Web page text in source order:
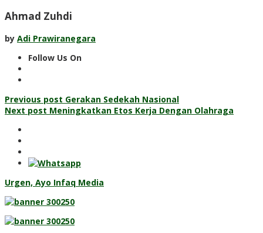
Ahmad Zuhdi
by Adi Prawiranegara
Follow Us On
Post
navigation
Previous post Gerakan Sedekah Nasional
Next post Meningkatkan Etos Kerja Dengan Olahraga
Urgen, Ayo Infaq Media